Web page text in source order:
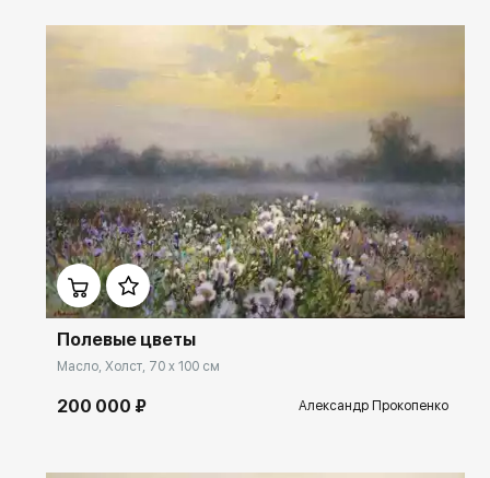
Домен: rakovgallery.ru
Полевые цветы
Масло, Холст, 70 x 100 см
200 000 ₽ Александр Прокопенко